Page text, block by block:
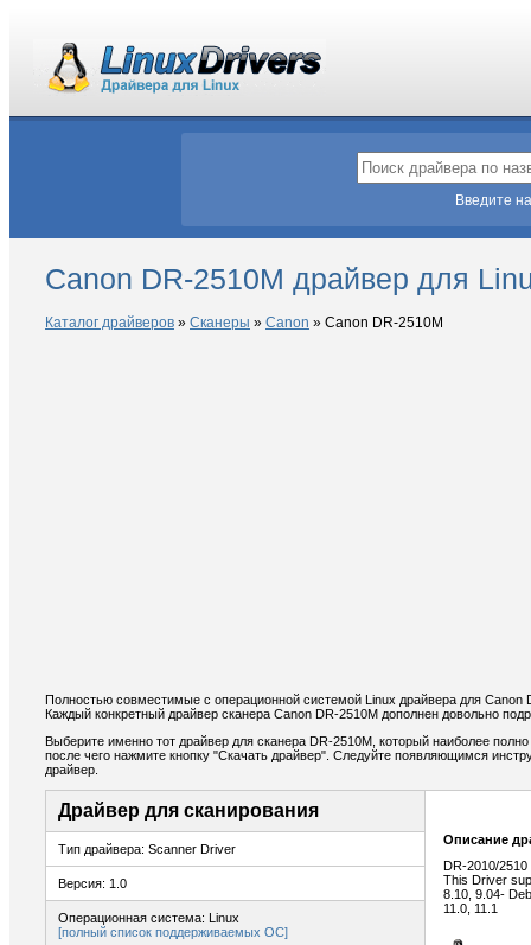
Введите
Canon DR-2510M драйвер для
Каталог драйверов » Сканеры » Canon » Canon DR-2510M
Полностью совместимые с операционной системой Linux драйвера для
Каждый конкретный драйвер сканера Canon DR-2510M дополнен довольно
Выберите именно тот драйвер для сканера DR-2510M, который наиболее
после чего нажмите кнопку "Скачать драйвер". Следуйте появляющимся
драйвер.
Драйвер для сканирования
Тип драйвера: Scanner Driver
Версия: 1.0
Операционная система: Linux
[полный список поддерживаемых ОС]
Описание
DR-2010/
This Driver
8.10, 9.04-
11.0, 11.1